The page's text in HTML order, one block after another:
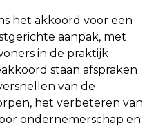
het akkoord voor een
aanpak, met
in de praktijk
staan afspraken
van de
het verbeteren van
ondernemerschap en